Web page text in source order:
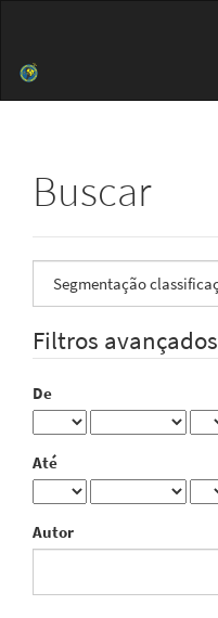
Barra
Buscar
termo
Filtros avançados
De
Até
Autor